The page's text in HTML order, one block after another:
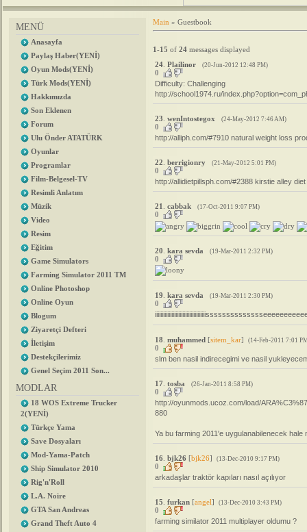
MENÜ
Anasayfa
Paylaş Haber(YENİ)
Oyun Mods(YENİ)
Türk Mods(YENİ)
Hakkımızda
Son Eklenen
Forum
Ulu Önder ATATÜRK
Oyunlar
Programlar
Film-Belgesel-TV
Resimli Anlatım
Müzik
Video
Resim
Eğitim
Game Simulators
Farming Simulator 2011 TM
Online Photoshop
Online Oyun
Blogum
Ziyaretçi Defteri
İletişim
Destekçilerimiz
Genel Seçim 2011 Son...
MODLAR
18 WOS Extreme Trucker
2(YENİ)
Türkçe Yama
Save Dosyaları
Mod-Yama-Patch
Ship Simulator 2010
Rig'n'Roll
L.A. Noire
GTA San Andreas
Grand Theft Auto 4
Main » Guestbook
1-15 of 24 messages displayed
24 Plailinor (20-Jun-2012 12:48 PM)
0
Difficulty: Challenging
http://school1974.ru/
23 wenIntostegox (24-May-2012 7:46 AM)
0
http://alliph.com/#7910 natural weight loss
22 berrigionry (21-May-2012 5:01 PM)
0
http://allidietpillsph.com/#2388 kirstie alley
21 cabbak (17-Oct-2011 9:07 PM)
0
20 kara sevda (19-Mar-2011 2:32 PM)
0
19 kara sevda (19-Mar-2011 2:30 PM)
0
18 muhammed [sitem_kar] (14-Feb-2011 7:01
0
slm ben nasil indirecegimi ve nasil
17 tosba (26-Jan-2011 8:58 PM)
0
http://oyunmods.ucoz.com/load/
880
Ya bu farming 2011'e uygulanabilenecek hale
16 bjk26 [bjk26] (13-Dec-2010 9:17 PM)
0
arkadaşlar traktör kapıları nasıl açılıyor
15 furkan [angel] (13-Dec-2010 3:43 PM)
0
farming similator 2011 multiplayer oldumu ?